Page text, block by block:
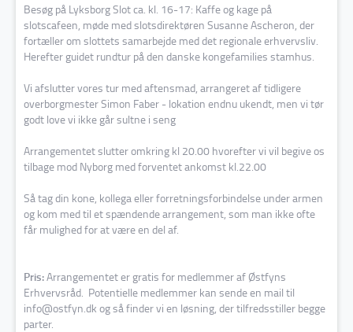
Besøg på Lyksborg Slot ca. kl. 16-17: Kaffe og kage på
slotscafeen, møde med slotsdirektøren Susanne Ascheron, der
fortæller om slottets samarbejde med det regionale erhvervsliv.
Herefter guidet rundtur på den danske kongefamilies stamhus.
Vi afslutter vores tur med aftensmad, arrangeret af tidligere
overborgmester Simon Faber - lokation endnu ukendt, men vi tør
godt love vi ikke går sultne i seng
Arrangementet slutter omkring kl 20.00 hvorefter vi vil begive os
tilbage mod Nyborg med forventet ankomst kl.22.00
Så tag din kone, kollega eller forretningsforbindelse under armen
og kom med til et spændende arrangement, som man ikke ofte
får mulighed for at være en del af.
Pris:Arrangementet er gratis for medlemmer af Østfyns
Erhvervsråd. Potentielle medlemmer kan sende en mail til
info@ostfyn.dk og så finder vi en løsning, der tilfredsstiller begge
parter.